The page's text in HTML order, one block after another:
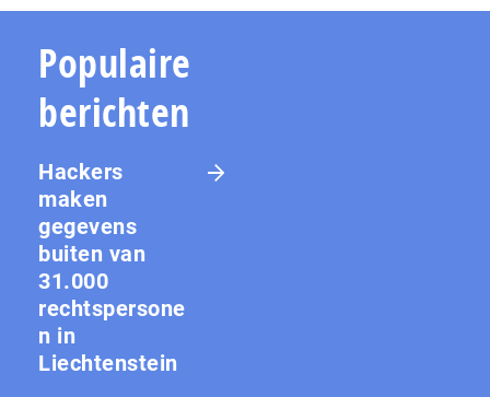
Populaire
berichten
Hackers
maken
gegevens
buiten van
31.000
rechtspersone
n in
Liechtenstein